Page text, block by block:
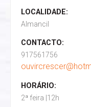
LOCALIDADE:
Almancil
CONTACTO:
917561756
HORÁRIO:
2ª feira |12h